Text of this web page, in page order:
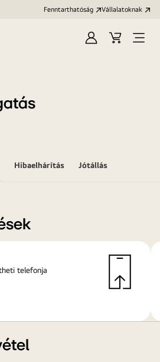
Fenntarthatóság Vállalatoknak
Bejelentkezés
KosárMenü
Hibaelhárítás Jótállás
telefonja